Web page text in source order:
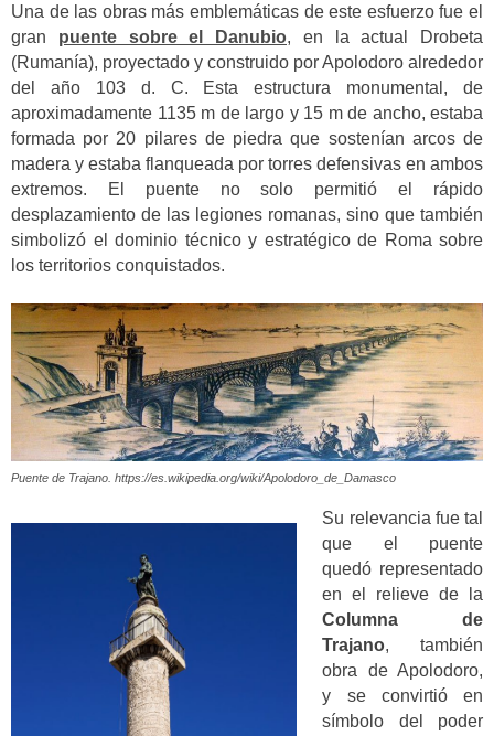
Una de las obras más emblemáticas de este esfuerzo fue el
gran puente sobre el Danubio, en la actual Drobeta
(Rumanía), proyectado y construido por Apolodoro alrededor
del año 103 d. C. Esta estructura monumental, de
aproximadamente 1135 m de largo y 15 m de ancho, estaba
formada por 20 pilares de piedra que sostenían arcos de
madera y estaba flanqueada por torres defensivas en ambos
extremos. El puente no solo permitió el rápido
desplazamiento de las legiones romanas, sino que también
simbolizó el dominio técnico y estratégico de Roma sobre
los territorios conquistados.
Puente de Trajano. https://es.wikipedia.org/wiki/Apolodoro_de_Damasco
Su relevancia fue tal
que el puente
quedó representado
en el relieve de la
Columna de
Trajano, también
obra de Apolodoro,
y se convirtió en
símbolo del poder